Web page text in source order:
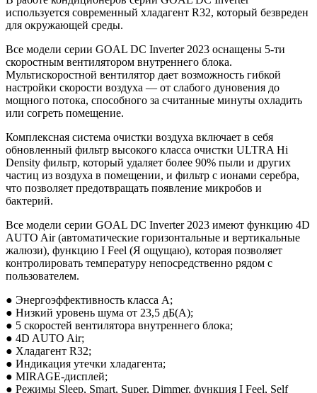
используется современный хладагент R32, который безвреден
для окружающей среды.
Все модели серии GOAL DC Inverter 2023 оснащены 5-ти
скоростным вентилятором внутреннего блока.
Мультискоростной вентилятор дает возможность гибкой
настройки скорости воздуха — от слабого дуновения до
мощного потока, способного за считанные минуты охладить
или согреть помещение.
Комплексная система очистки воздуха включает в себя
обновленный фильтр высокого класса очистки ULTRA Hi
Density фильтр, который удаляет более 90% пыли и других
частиц из воздуха в помещении, и фильтр с ионами серебра,
что позволяет предотвращать появление микробов и
бактерий.
Все модели серии GOAL DC Inverter 2023 имеют функцию 4D
AUTO Air (автоматические горизонтальные и вертикальные
жалюзи), функцию I Feel (Я ощущаю), которая позволяет
контролировать температуру непосредственно рядом с
пользователем.
● Энергоэффективность класса А;
● Низкий уровень шума от 23,5 дБ(А);
● 5 скоростей вентилятора внутреннего блока;
● 4D AUTO Air;
● Хладагент R32;
● Индикация утечки хладагента;
● MIRAGE-дисплей;
● Режимы Sleep, Smart, Super, Dimmer, функция I Feel, Self